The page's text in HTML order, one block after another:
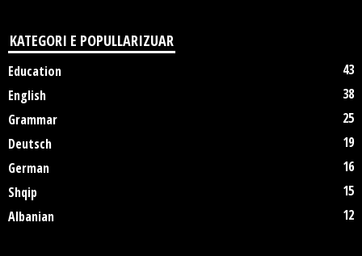
KATEGORI E POPULLARIZUAR
Education
43
English
38
Grammar
25
Deutsch
19
German
16
Shqip
15
Albanian
12